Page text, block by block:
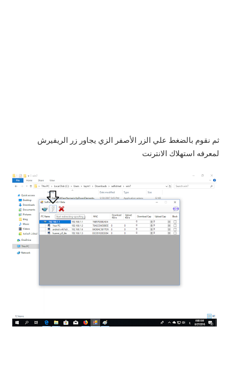
ثم نقوم بالضغط علي الزر الأصفر الزي يجاور زر الريفيرش
لمعرفه استهلاك الانترنت